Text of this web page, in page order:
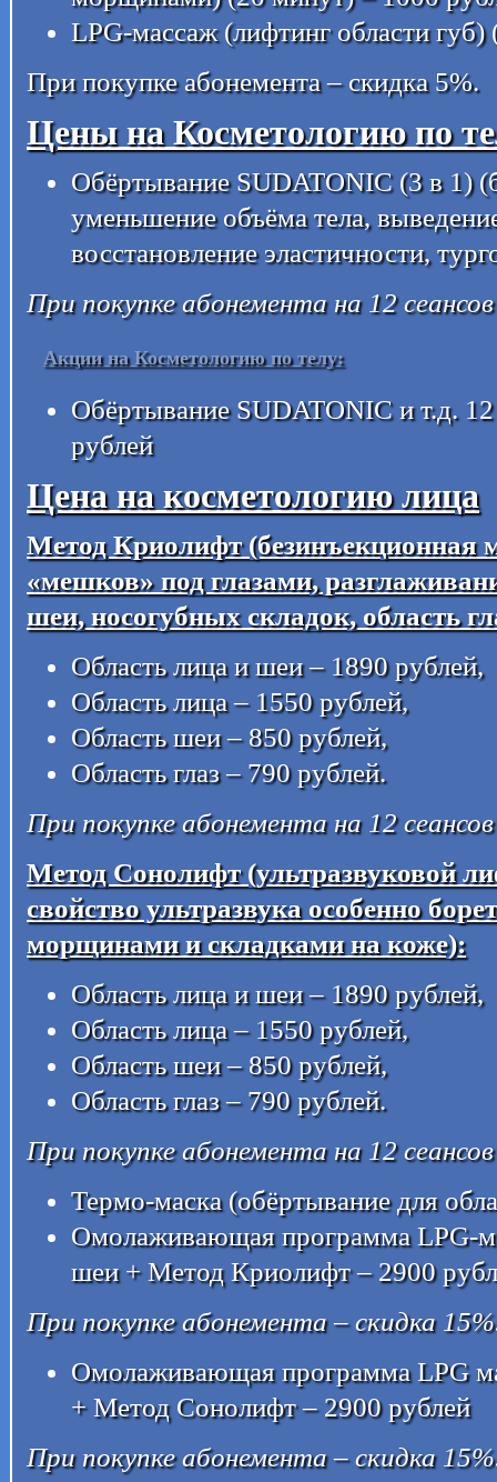
LPG-массаж (лифтинг области
При покупке абонемента – скидка 5%.
Цены на Косметологию по
Обёртывание SUDATONIC (3 в 1)
уменьшение объёма тела,
восстановление эластичности,
При покупке абонемента на 12
Акции на Косметологию по телу:
Обёртывание SUDATONIC и т.д.
рублей
Цена на косметологию лица
Метод Криолифт (безинъекционная
«мешков» под глазами,
шеи, носогубных складок, область
Область лица и шеи – 1890 рублей,
Область лица – 1550 рублей,
Область шеи – 850 рублей,
Область глаз – 790 рублей.
При покупке абонемента на 12
Метод Сонолифт (ультразвуковой
свойство ультразвука особенно
морщинами и складками на коже):
Область лица и шеи – 1890 рублей,
Область лица – 1550 рублей,
Область шеи – 850 рублей,
Область глаз – 790 рублей.
При покупке абонемента на 12
Термо-маска (обёртывание для
Омолаживающая программа LPG-
шеи + Метод Криолифт – 2900
При покупке абонемента – скидка
Омолаживающая программа LPG
+ Метод Сонолифт – 2900 рублей
При покупке абонемента – скидка